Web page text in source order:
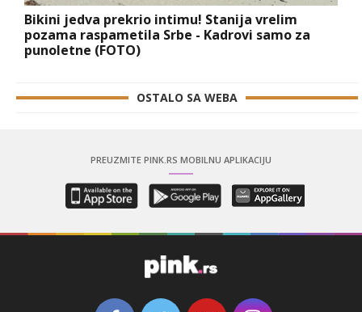
Bikini jedva prekrio intimu! Stanija vrelim
pozama raspametila Srbe - Kadrovi samo za
punoletne (FOTO)
OSTALO SA WEBA
PREUZMITE PINK.RS MOBILNU APLIKACIJU